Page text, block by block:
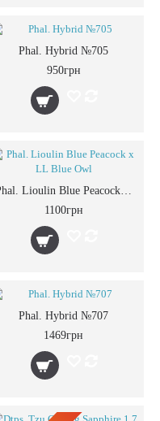
Phal. Hybrid №705
950грн
Phal. Lioulin Blue Peacock x LL Blue Owl
1100грн
Phal. Hybrid №707
1469грн